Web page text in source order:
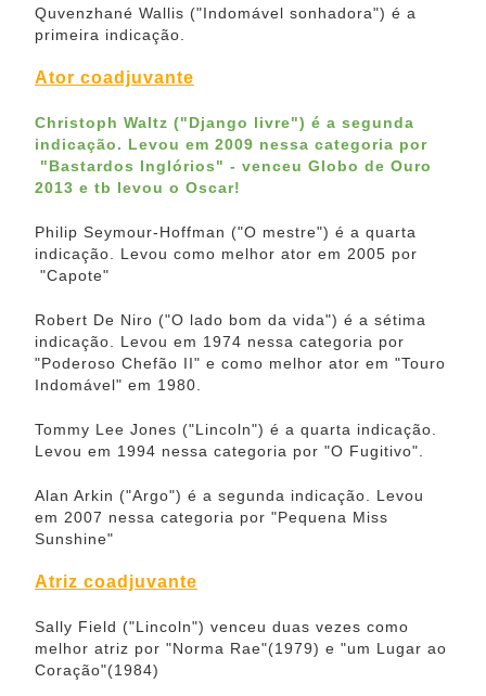
Quvenzhané Wallis ("Indomável sonhadora") é a
primeira indicação.
Ator coadjuvante
Christoph Waltz ("Django livre") é a segunda
indicação. Levou em 2009 nessa categoria por
"Bastardos Inglórios" - venceu Globo de Ouro
2013 e tb levou o Oscar!
Philip Seymour-Hoffman ("O mestre") é a quarta
indicação. Levou como melhor ator em 2005 por
"Capote"
Robert De Niro ("O lado bom da vida") é a sétima
indicação. Levou em 1974 nessa categoria por
"Poderoso Chefão II" e como melhor ator em "Touro
Indomável" em 1980.
Tommy Lee Jones ("Lincoln") é a quarta indicação.
Levou em 1994 nessa categoria por "O Fugitivo".
Alan Arkin ("Argo") é a segunda indicação. Levou
em 2007 nessa categoria por "Pequena Miss
Sunshine"
Atriz coadjuvante
Sally Field ("Lincoln") venceu duas vezes como
melhor atriz por "Norma Rae"(1979) e "um Lugar ao
Coração"(1984)